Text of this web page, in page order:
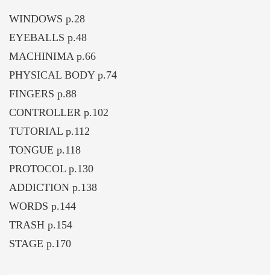
WINDOWS p.28
EYEBALLS p.48
MACHINIMA p.66
PHYSICAL BODY p.74
FINGERS p.88
CONTROLLER p.102
TUTORIAL p.112
TONGUE p.118
PROTOCOL p.130
ADDICTION p.138
WORDS p.144
TRASH p.154
STAGE p.170